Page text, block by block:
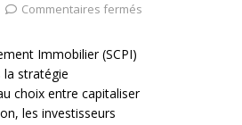
Commentaires fermés
Immobilier (SCPI)
stratégie
choix entre capitaliser
les investisseurs